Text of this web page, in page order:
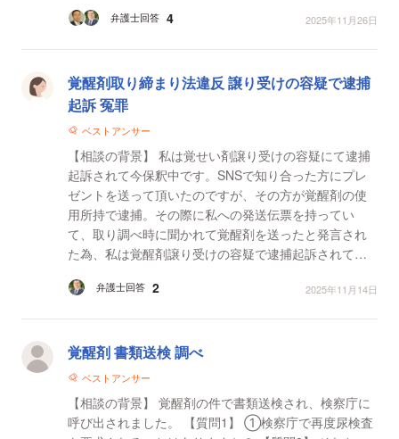
弁護士回答 4 2025年11月26日
覚醒剤取り締まり法違反 譲り受けの容疑で逮捕
起訴 冤罪
ベストアンサー
【相談の背景】 私は覚せい剤譲り受けの容疑にて逮捕
起訴されて今保釈中です。SNSで知り合った方にプレ
ゼントを送って頂いたのですが、その方が覚醒剤の使
用所持で逮捕。その際に私への発送伝票を持ってい
て、取り調べ時に聞かれて覚醒剤を送ったと発言され
た為、私は覚醒剤譲り受けの容疑で逮捕起訴されてし
く、送っても頂...
弁護士回答 2 2025年11月14日
覚醒剤 書類送検 調べ
ベストアンサー
【相談の背景】 覚醒剤の件で書類送検され、検察庁に
呼び出されました。 【質問1】 ①検察庁で再度尿検査